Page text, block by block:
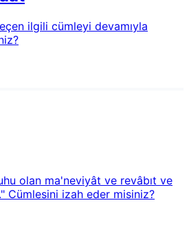
ilgili cümleyi devamıyla
olan ma'neviyât ve revâbıt ve
Cümlesini izah eder misiniz?